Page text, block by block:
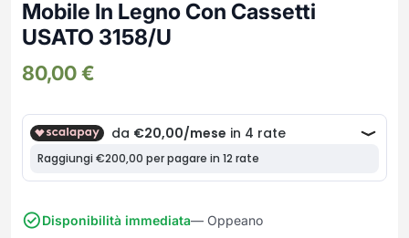
Frullatori
Grattugie elettriche
Pulizia Casa
Sbattitori
Spremiagrumi e Centrifughe
Stiro
Tritacarne
Lampade da parete
Lampade da tavolo
Lampade da terra
Mobili Ingresso
SOGGIORNO
Complementi Soggiorno
Divani e Poltrone
Soggiorni e Pareti
UFFICIO
Banconi Reception
Cucitrici e accessori
Moduli per ufficio
TAVOLI USATI
Mobile In Legno Con Cassetti
USATO 3158/U
80,00€
Disponibilità immediata— Oppeano